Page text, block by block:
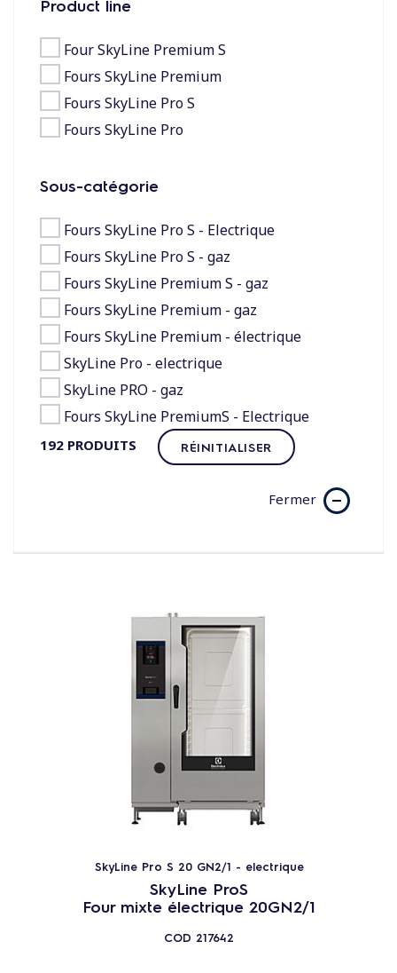
toujours à jour. Bénéficiez en continu des
fonctionnalités et des optimisations de
performance, intégrées automatiquement à
vos opérations, afin de limiter les
interruptions d'activité.
Product line
Four SkyLine Premium S
Fours SkyLine Premium
Fours SkyLine Pro S
Fours SkyLine Pro
Sous-catégorie
Fours SkyLine Pro S - Electrique
Fours SkyLine Pro S - gaz
Fours SkyLine Premium S - gaz
Fours SkyLine Premium - gaz
Fours SkyLine Premium - électrique
SkyLine Pro - electrique
SkyLine PRO - gaz
Fours SkyLine PremiumS - Electrique
192 PRODUITS RÉINITIALISER
Fermer
SkyLine Pro S 20 GN2/1 - electrique
SkyLine ProS
Four mixte électrique 20GN2/1
COD 217642